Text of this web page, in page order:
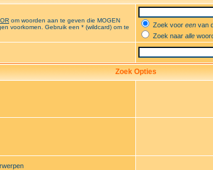
OR om woorden aan te geven die MOGEN
voorkomen. Gebruik een * (wildcard) om te
Zoek voor een van
Zoek naar alle
Zoek Opties